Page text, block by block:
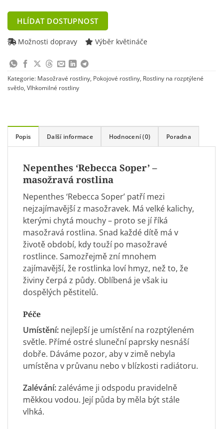
address
to
join
waitlist
for
this
product
HLÍDAT DOSTUPNOST
Možnosti dopravy Výběr květináče
Kategorie: Masožravé rostliny, Pokojové rostliny, Rostliny na rozptýlené
světlo, Vlhkomilné rostliny
Popis Další informace Hodnocení (0) Poradna
Nepenthes ‘Rebecca Soper’ –
masožravá rostlina
Nepenthes ‘Rebecca Soper’ patří mezi
nejzajímavější z masožravek. Má velké kalichy,
kterými chytá mouchy – proto se jí říká
masožravá rostlina. Snad každé dítě má v
životě období, kdy touží po masožravé
rostlince. Samozřejmě zní mnohem
zajímavější, že rostlinka loví hmyz, než to, že
živiny čerpá z půdy. Oblíbená je však iu
dospělých pěstitelů.
Péče
Umístění: nejlepší je umístění na rozptýleném
světle. Přímé ostré sluneční paprsky nesnáší
dobře. Dáváme pozor, aby v zimě nebyla
umístěna v průvanu nebo v blízkosti radiátoru.
Zalévání:zaléváme ji odspodu pravidelně
měkkou vodou. Její půda by měla být stále
vlhká.